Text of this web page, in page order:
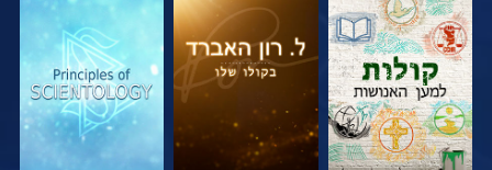
בדוק את הסדרה בדוק את הסדרה בדוק את הסדרה